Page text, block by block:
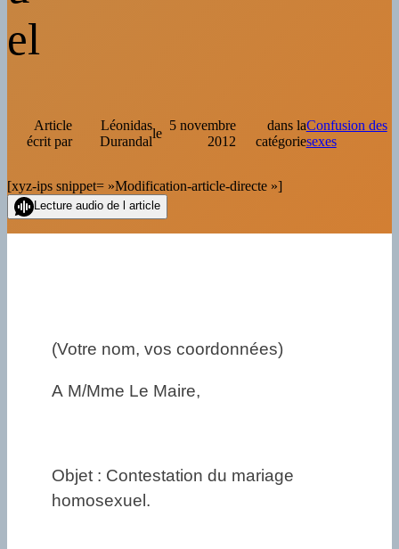
el
Article
écrit par
Léonidas
Durandal
le
5 novembre
2012
dans la
catégorie
Confusion des
sexes
[xyz-ips snippet= »Modification-article-directe »]
Lecture audio de l article
(Votre nom, vos coordonnées)
A M/Mme Le Maire,
Objet : Contestation du mariage
homosexuel.